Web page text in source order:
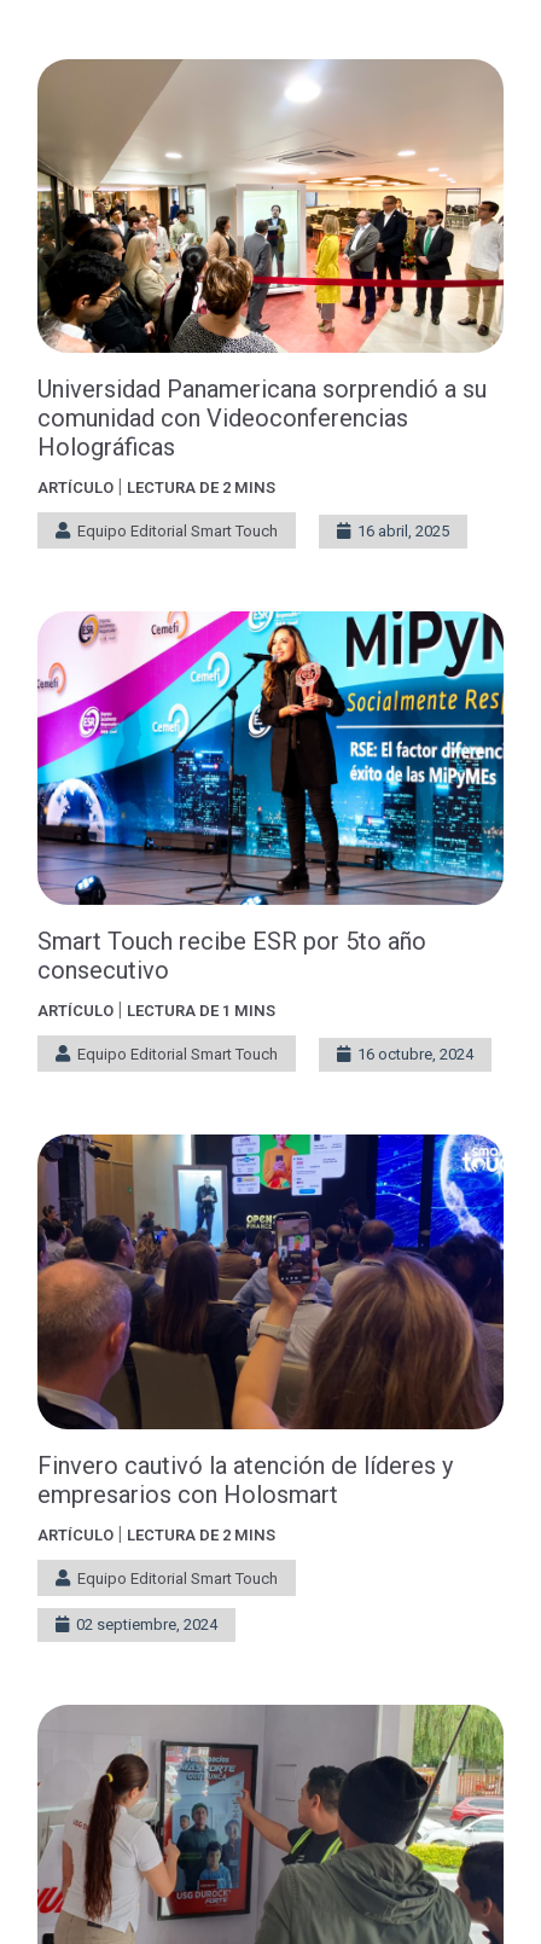
Universidad Panamericana sorprendió a su
comunidad con Videoconferencias
Holográficas
ARTÍCULO | LECTURA DE 2 MINS
Equipo Editorial Smart Touch 16 abril, 2025
Smart Touch recibe ESR por 5to año
consecutivo
ARTÍCULO | LECTURA DE 1 MINS
Equipo Editorial Smart Touch 16 octubre, 2024
Finvero cautivó la atención de líderes y
empresarios con Holosmart
ARTÍCULO | LECTURA DE 2 MINS
Equipo Editorial Smart Touch
02 septiembre, 2024